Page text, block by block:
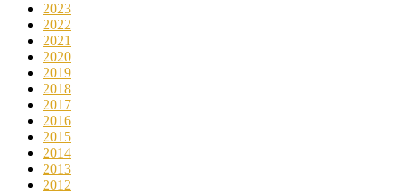
2023
2022
2021
2020
2019
2018
2017
2016
2015
2014
2013
2012